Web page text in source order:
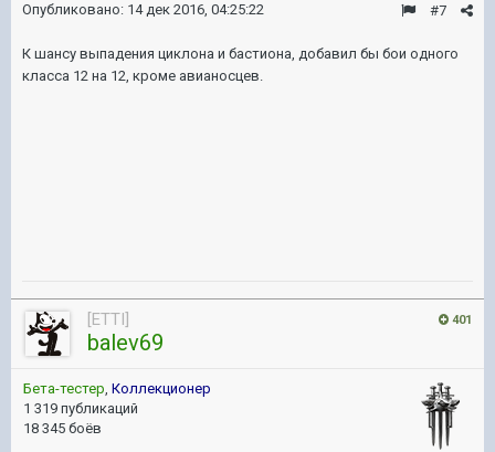
#7
Опубликовано: 14 дек 2016, 04:25:22
К шансу выпадения циклона и бастиона, добавил бы бои одного
класса 12 на 12, кроме авианосцев.
401
[ETTI]
balev69
Бета-тестер, Коллекционер
1 319 публикаций
18 345 боёв